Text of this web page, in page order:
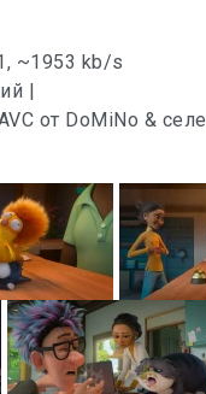
, ~1953 kb/s
|